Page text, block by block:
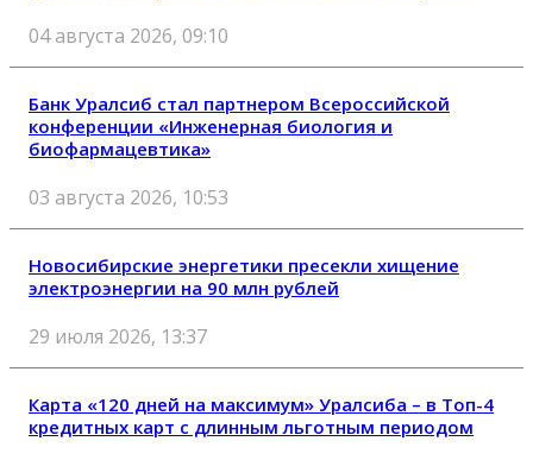
04 августа 2026, 09:10
Банк Уралсиб стал партнером Всероссийской
конференции «Инженерная биология и
биофармацевтика»
03 августа 2026, 10:53
Новосибирские энергетики пресекли хищение
электроэнергии на 90 млн рублей
29 июля 2026, 13:37
Карта «120 дней на максимум» Уралсиба – в Топ-4
кредитных карт с длинным льготным периодом